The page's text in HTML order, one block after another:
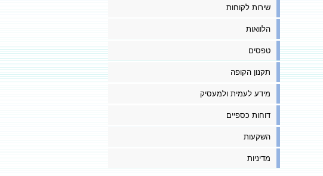
שירות לקוחות
הלוואות
טפסים
תקנון הקופה
מידע לעמית ולמעסיק
דוחות כספיים
השקעות
מדיניות